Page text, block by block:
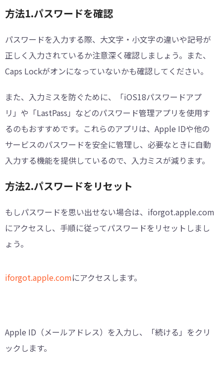
方法1.パスワードを確認
パスワードを入力する際、大文字・小文字の違いや記号が
正しく入力されているか注意深く確認しましょう。また、
Caps Lockがオンになっていないかも確認してください。
また、入力ミスを防ぐために、「iOS18パスワードアプ
リ」や「LastPass」などのパスワード管理アプリを使用す
るのもおすすめです。これらのアプリは、Apple IDや他の
サービスのパスワードを安全に管理し、必要なときに自動
入力する機能を提供しているので、入力ミスが減ります。
方法2.パスワードをリセット
もしパスワードを思い出せない場合は、iforgot.apple.com
にアクセスし、手順に従ってパスワードをリセットしまし
ょう。
iforgot.apple.comにアクセスします。
Apple ID（メールアドレス）を入力し、「続ける」をクリ
ックします。